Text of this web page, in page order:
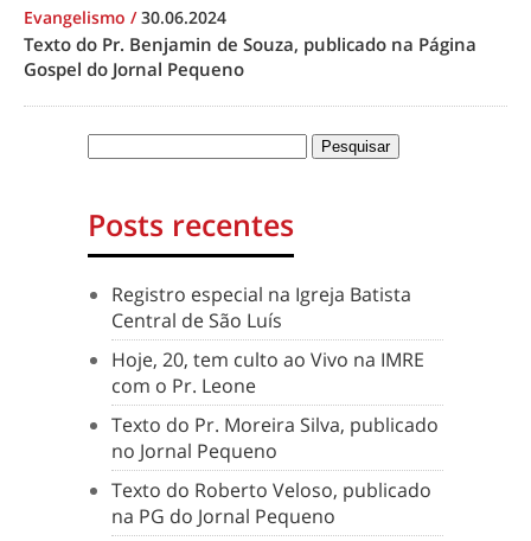
Evangelismo /30.06.2024
Texto do Pr. Benjamin de Souza, publicado na Página
Gospel do Jornal Pequeno
Posts recentes
Registro especial na Igreja Batista
Central de São Luís
Hoje, 20, tem culto ao Vivo na IMRE
com o Pr. Leone
Texto do Pr. Moreira Silva, publicado
no Jornal Pequeno
Texto do Roberto Veloso, publicado
na PG do Jornal Pequeno